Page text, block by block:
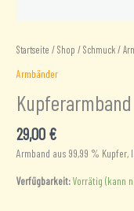
Startseite /Shop /Schmuck/
Armbänder
Kupferarmband
29,00 €
Armband aus 99,99 %
Verfügbarkeit:Vorrätig (kann